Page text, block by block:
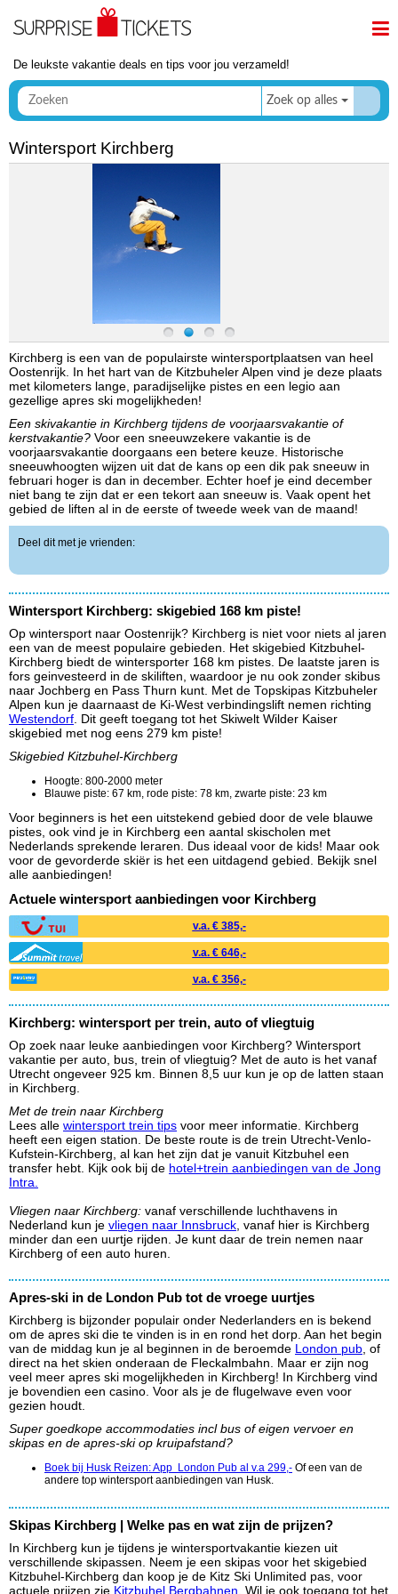
De leukste vakantie deals en tips voor jou verzameld!
Zoek op alles
Wintersport Kirchberg
Kirchberg is een van de populairste wintersportplaatsen van heel
Oostenrijk. In het hart van de Kitzbuheler Alpen vind je deze plaats
met kilometers lange, paradijselijke pistes en een legio aan
gezellige apres ski mogelijkheden!
Een skivakantie in Kirchberg tijdens de voorjaarsvakantie of
kerstvakantie? Voor een sneeuwzekere vakantie is de
voorjaarsvakantie doorgaans een betere keuze. Historische
sneeuwhoogten wijzen uit dat de kans op een dik pak sneeuw in
februari hoger is dan in december. Echter hoef je eind december
niet bang te zijn dat er een tekort aan sneeuw is. Vaak opent het
gebied de liften al in de eerste of tweede week van de maand!
Deel dit met je vrienden:
Wintersport Kirchberg: skigebied 168 km piste!
Op wintersport naar Oostenrijk? Kirchberg is niet voor niets al jaren
een van de meest populaire gebieden. Het skigebied Kitzbuhel-
Kirchberg biedt de wintersporter 168 km pistes. De laatste jaren is
fors geinvesteerd in de skiliften, waardoor je nu ook zonder skibus
naar Jochberg en Pass Thurn kunt. Met de Topskipas Kitzbuheler
Alpen kun je daarnaast de Ki-West verbindingslift nemen richting
Westendorf. Dit geeft toegang tot het Skiwelt Wilder Kaiser
skigebied met nog eens 279 km piste!
Skigebied Kitzbuhel-Kirchberg
Hoogte: 800-2000 meter
Blauwe piste: 67 km, rode piste: 78 km, zwarte piste: 23 km
Voor beginners is het een uitstekend gebied door de vele blauwe
pistes, ook vind je in Kirchberg een aantal skischolen met
Nederlands sprekende leraren. Dus ideaal voor de kids! Maar ook
voor de gevorderde skiër is het een uitdagend gebied. Bekijk snel
alle aanbiedingen!
Actuele wintersport aanbiedingen voor Kirchberg
v.a. € 385,-
v.a. € 646,-
v.a. € 356,-
Kirchberg: wintersport per trein, auto of vliegtuig
Op zoek naar leuke aanbiedingen voor Kirchberg? Wintersport
vakantie per auto, bus, trein of vliegtuig? Met de auto is het vanaf
Utrecht ongeveer 925 km. Binnen 8,5 uur kun je op de latten staan
in Kirchberg.
Met de trein naar Kirchberg
Lees alle wintersport trein tips voor meer informatie. Kirchberg
heeft een eigen station. De beste route is de trein Utrecht-Venlo-
Kufstein-Kirchberg, al kan het zijn dat je vanuit Kitzbuhel een
transfer hebt. Kijk ook bij de hotel+trein aanbiedingen van de Jong
Intra.
Vliegen naar Kirchberg: vanaf verschillende luchthavens in
Nederland kun je vliegen naar Innsbruck , vanaf hier is Kirchberg
minder dan een uurtje rijden. Je kunt daar de trein nemen naar
Kirchberg of een auto huren.
Apres-ski in de London Pub tot de vroege uurtjes
Kirchberg is bijzonder populair onder Nederlanders en is bekend
om de apres ski die te vinden is in en rond het dorp. Aan het begin
van de middag kun je al beginnen in de beroemde
London pub , of
direct na het skien onderaan de Fleckalmbahn. Maar er zijn nog
veel meer apres ski mogelijkheden in Kirchberg! In Kirchberg vind
je bovendien een casino. Voor als je de flugelwave even voor
gezien houdt.
Super goedkope accommodaties incl bus of eigen vervoer en
skipas en de apres-ski op kruipafstand?
Boek bij Husk Reizen: App London Pub al v.a 299,- Of een van de
andere top wintersport aanbiedingen van Husk.
Skipas Kirchberg | Welke pas en wat zijn de prijzen?
In Kirchberg kun je tijdens je wintersportvakantie kiezen uit
verschillende skipassen. Neem je een skipas voor het skigebied
Kitzbuhel-Kirchberg dan koop je de Kitz Ski Unlimited pas, voor
actuele prijzen zie Kitzbuhel Bergbahnen . Wil je ook toegang tot het